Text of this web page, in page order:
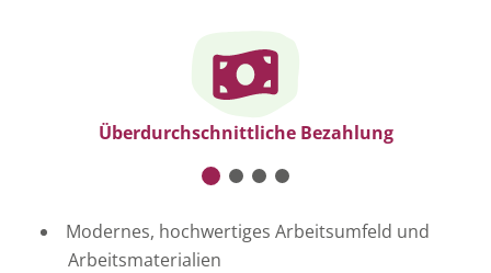
Cookie-Einstellungen ändern
Überdurchschnittliche Bezahlung
Modernes, hochwertiges Arbeitsumfeld und
Arbeitsmaterialien